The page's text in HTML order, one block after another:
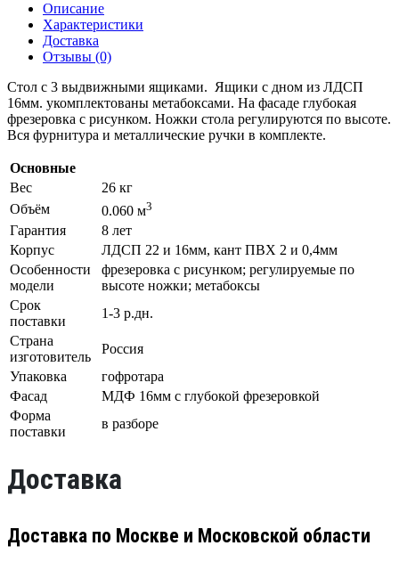
Описание
Характеристики
Доставка
Отзывы (0)
Стол с 3 выдвижными ящиками. Ящики с дном из ЛДСП
16мм. укомплектованы метабоксами. На фасаде глубокая
фрезеровка с рисунком. Ножки стола регулируются по высоте.
Вся фурнитура и металлические ручки в комплекте.
Основные
Вес
26 кг
Объём
0.060 м3
Гарантия
8 лет
Корпус
ЛДСП 22 и 16мм, кант ПВХ 2 и 0,4мм
Особенности
модели
фрезеровка с рисунком; регулируемые по
высоте ножки; метабоксы
Срок
поставки
1-3 р.дн.
Страна
изготовитель
Россия
Упаковка
гофротара
Фасад
МДФ 16мм с глубокой фрезеровкой
Форма
поставки
в разборе
Доставка
Доставка по Москве и Московской области